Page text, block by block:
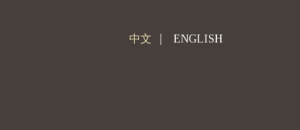
中文 | ENGLISH